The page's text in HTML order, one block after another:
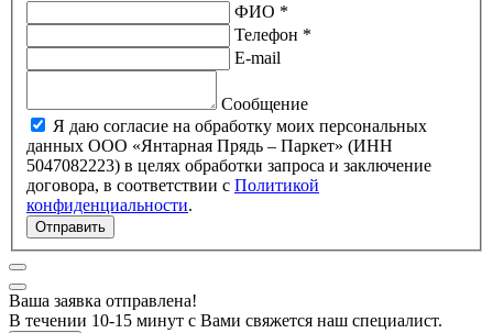
ФИО *
Телефон *
E-mail
Сообщение
Я даю согласие на обработку моих персональных
данных ООО «Янтарная Прядь – Паркет» (ИНН
5047082223) в целях обработки запроса и заключение
договора, в соответствии с Политикой
конфиденциальности.
Отправить
Ваша заявка отправлена!
В течении 10-15 минут с Вами свяжется наш специалист.